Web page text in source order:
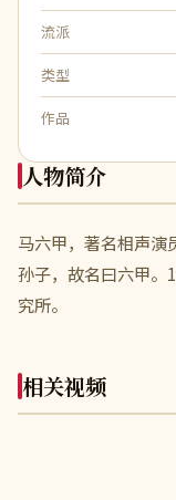
流派
类型
作品
人物简介
马六甲，著名相声演
孙子，故名曰六甲。
究所。
相关视频